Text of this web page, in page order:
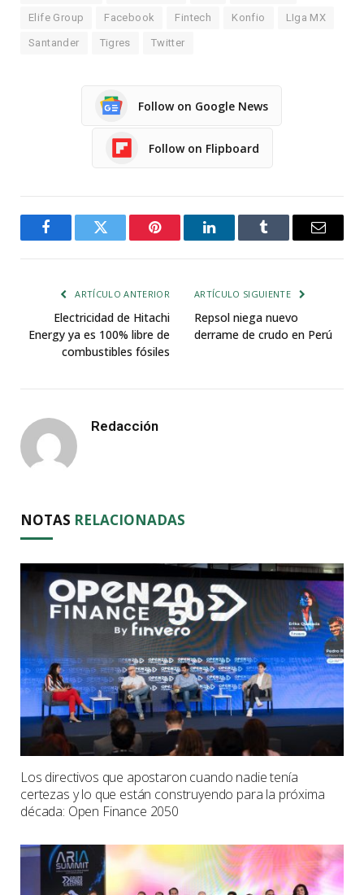
Elife Group Facebook Fintech Konfio LIga MX
Santander Tigres Twitter
Follow on Google News
Follow on Flipboard
FacebookTwitter Pinterest LinkedInTumblr Email
ARTÍCULO ANTERIOR
Electricidad de Hitachi
Energy ya es 100% libre de
combustibles fósiles
ARTÍCULO SIGUIENTE
Repsol niega nuevo
derrame de crudo en Perú
Redacción
NOTAS RELACIONADAS
Los directivos que apostaron cuando nadie tenía
certezas y lo que están construyendo para la próxima
década: Open Finance 2050